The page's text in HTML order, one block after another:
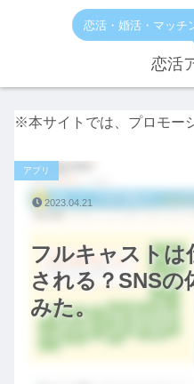
恋活・婚活・マッチ
恋活
※本サイトでは、プロモー
フルキャストは
される？SNSの
みた。
アプリ
2023.04.21